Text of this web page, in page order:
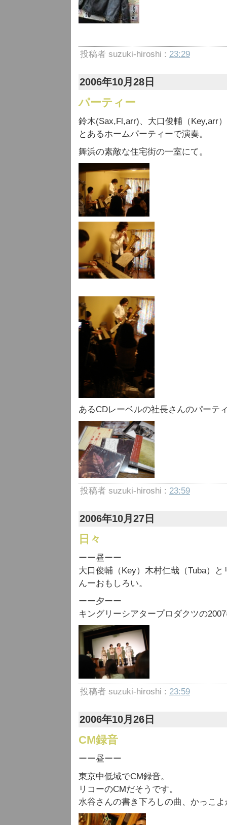
投稿者 suzuki-hiroshi : 23:29
2006年10月28日
パーティー
鈴木(Sax,Fl,arr)、大口俊輔（Key,arr
とあるホームパーティーで演奏。
舞浜の素敵な住宅街の一室にて。
あるCDレーベルの社長さんのパーテ
投稿者 suzuki-hiroshi : 23:59
2006年10月27日
日々
ーー昼ーー
大口俊輔（Key）木村仁哉（Tuba）と
んーおもしろい。
ーー夕ーー
キングリーシアタープロダクツの
投稿者 suzuki-hiroshi : 23:59
2006年10月26日
CM録音
ーー昼ーー
東京中低域でCM録音。
リコーのCMだそうです。
水谷さんの書き下ろしの曲、かっこ